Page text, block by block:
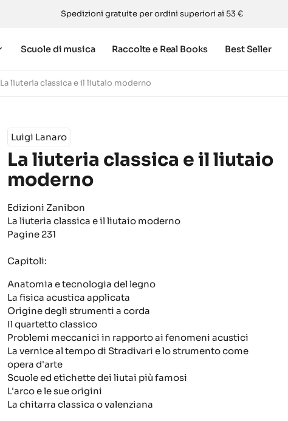
Spedizioni gratuite per ordini superiori ai 53 €
Scuole di musica Raccolte e Real Books Best Seller
La liuteria classica e il liutaio moderno
Luigi Lanaro
La liuteria classica e il liutaio
moderno
Edizioni Zanibon
La liuteria classica e il liutaio moderno
Pagine 231
Capitoli:
Anatomia e tecnologia del legno
La fisica acustica applicata
Origine degli strumenti a corda
Il quartetto classico
Problemi meccanici in rapporto ai fenomeni acustici
La vernice al tempo di Stradivari e lo strumento come
opera d'arte
Scuole ed etichette dei liutai più famosi
L'arco e le sue origini
La chitarra classica o valenziana